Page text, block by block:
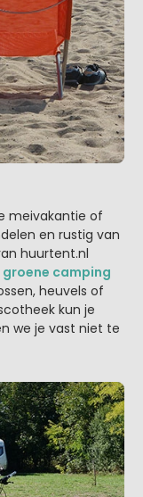
meivakantie of
en rustig van
huurtent.nl
groene camping
heuvels of
kun je
we je vast niet te